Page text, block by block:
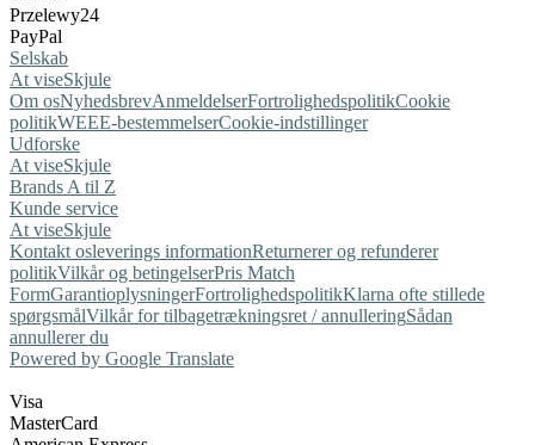
Przelewy24
PayPal
Selskab
At viseSkjule
Om osNyhedsbrevAnmeldelserFortrolighedspolitikCookie
politikWEEE-bestemmelserCookie-indstillinger
Udforske
At viseSkjule
Brands A til Z
Kunde service
At viseSkjule
Kontakt osleverings informationReturnerer og refunderer
politikVilkår og betingelserPris Match
FormGarantioplysningerFortrolighedspolitikKlarna ofte stillede
spørgsmålVilkår for tilbagetrækningsret / annulleringSådan
annullerer du
Powered by Google Translate
Visa
MasterCard